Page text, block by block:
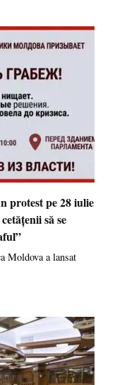
protest pe 28 iulie
să se
Moldova a lansat